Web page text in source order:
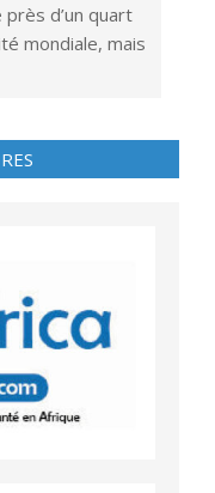
près d’un quart
mondiale, mais